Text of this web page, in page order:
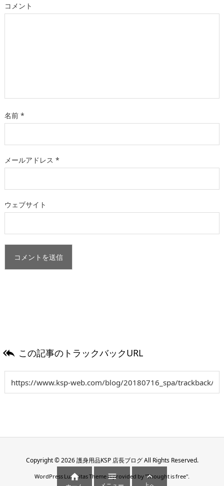
コメント
名前 *
メールアドレス *
ウェブサイト
 この記事のトラックバックURL
Copyright ©2026 護身用品KSP 店長ブログAll Rights Reserved.
WordPress Luxeritas Theme is provided by "Thought is free".
  